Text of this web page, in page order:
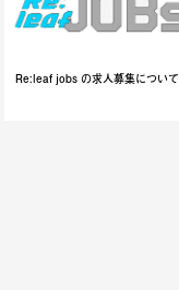
Re:leaf jobs の求人募集について